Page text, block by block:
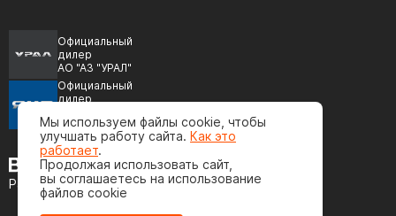
Официальный
дилер
АО "АЗ "УРАЛ"
Официальный
дилер
(ЯМЗ)
Разработка сайта
Мы используем файлы cookie, чтобы
улучшать работу сайта. Как это
работает.
Продолжая использовать сайт,
вы соглашаетесь на использование
файлов cookie